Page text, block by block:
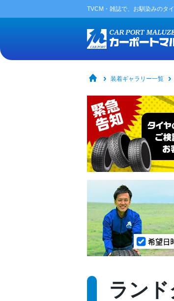
TVCM・雑誌で、お馴染みのタ
装着ギャラリー一覧
ラン